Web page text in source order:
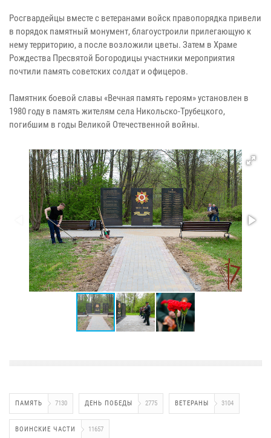
Росгвардейцы вместе с ветеранами войск правопорядка привели
в порядок памятный монумент, благоустроили прилегающую к
нему территорию, а после возложили цветы. Затем в Храме
Рождества Пресвятой Богородицы участники мероприятия
почтили память советских солдат и офицеров.
Памятник боевой славы «Вечная память героям» установлен в
1980 году в память жителям села Никольско-Трубецкого,
погибшим в годы Великой Отечественной войны.
ПАМЯТЬ 7130 ДЕНЬ ПОБЕДЫ 2775 ВЕТЕРАНЫ 3104
ВОИНСКИЕ ЧАСТИ 11657